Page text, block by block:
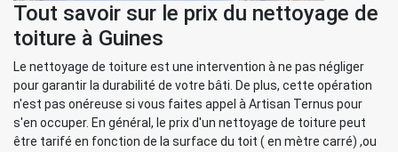
Tout savoir sur le prix du nettoyage de
toiture à Guines
Le nettoyage de toiture est une intervention à ne pas négliger
pour garantir la durabilité de votre bâti. De plus, cette opération
n'est pas onéreuse si vous faites appel à Artisan Ternus pour
s'en occuper. En général, le prix d'un nettoyage de toiture peut
être tarifé en fonction de la surface du toit ( en mètre carré) ,ou